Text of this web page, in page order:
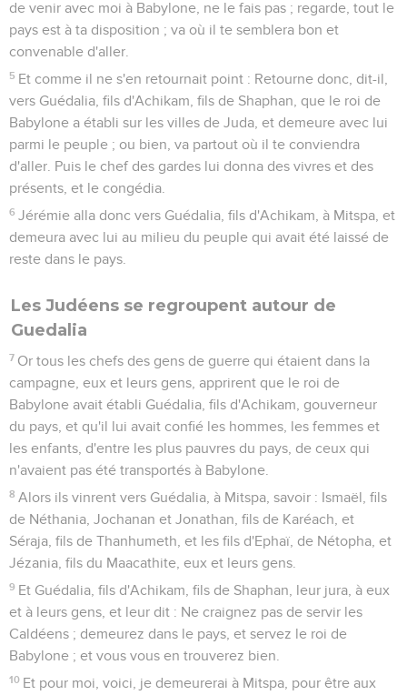
de venir avec moi à Babylone, ne le fais pas ; regarde, tout le
pays est à ta disposition ; va où il te semblera bon et
convenable d'aller.
5 Et comme il ne s'en retournait point : Retourne donc, dit-il,
vers Guédalia, fils d'Achikam, fils de Shaphan, que le roi de
Babylone a établi sur les villes de Juda, et demeure avec lui
parmi le peuple ; ou bien, va partout où il te conviendra
d'aller. Puis le chef des gardes lui donna des vivres et des
présents, et le congédia.
6 Jérémie alla donc vers Guédalia, fils d'Achikam, à Mitspa, et
demeura avec lui au milieu du peuple qui avait été laissé de
reste dans le pays.
Les Judéens se regroupent autour de
Guedalia
7 Or tous les chefs des gens de guerre qui étaient dans la
campagne, eux et leurs gens, apprirent que le roi de
Babylone avait établi Guédalia, fils d'Achikam, gouverneur
du pays, et qu'il lui avait confié les hommes, les femmes et
les enfants, d'entre les plus pauvres du pays, de ceux qui
n'avaient pas été transportés à Babylone.
8 Alors ils vinrent vers Guédalia, à Mitspa, savoir : Ismaël, fils
de Néthania, Jochanan et Jonathan, fils de Karéach, et
Séraja, fils de Thanhumeth, et les fils d'Ephaï, de Nétopha, et
Jézania, fils du Maacathite, eux et leurs gens.
9 Et Guédalia, fils d'Achikam, fils de Shaphan, leur jura, à eux
et à leurs gens, et leur dit : Ne craignez pas de servir les
Caldéens ; demeurez dans le pays, et servez le roi de
Babylone ; et vous vous en trouverez bien.
10 Et pour moi, voici, je demeurerai à Mitspa, pour être aux